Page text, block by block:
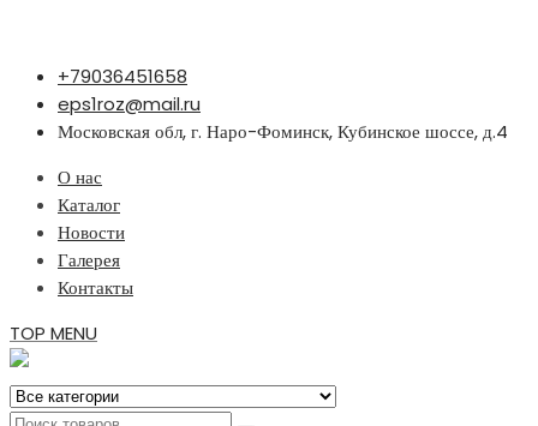
Перейти
содержимому
+79036451658
eps1roz@mail.ru
Московская обл, г. Наро-Фоминск, Кубинское шоссе, д.4
О нас
Каталог
Новости
Галерея
Контакты
TOP MENU